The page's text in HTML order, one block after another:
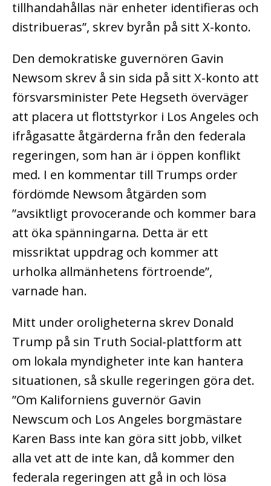
tillhandahållas när enheter identifieras och
distribueras”, skrev byrån på sitt X-konto.
Den demokratiske guvernören Gavin
Newsom skrev å sin sida på sitt X-konto att
försvarsminister Pete Hegseth överväger
att placera ut flottstyrkor i Los Angeles och
ifrågasatte åtgärderna från den federala
regeringen, som han är i öppen konflikt
med. I en kommentar till Trumps order
fördömde Newsom åtgärden som
”avsiktligt provocerande och kommer bara
att öka spänningarna. Detta är ett
missriktat uppdrag och kommer att
urholka allmänhetens förtroende”,
varnade han.
Mitt under oroligheterna skrev Donald
Trump på sin Truth Social-plattform att
om lokala myndigheter inte kan hantera
situationen, så skulle regeringen göra det.
”Om Kaliforniens guvernör Gavin
Newscum och Los Angeles borgmästare
Karen Bass inte kan göra sitt jobb, vilket
alla vet att de inte kan, då kommer den
federala regeringen att gå in och lösa